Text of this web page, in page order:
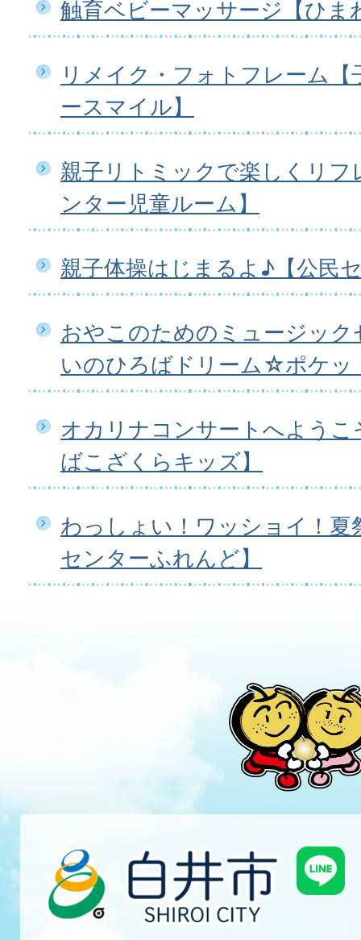
触育ベビーマッサージ【ひま
リメイク・フォトフレーム
ースマイル】
親子リトミックで楽しくリフ
ンター児童ルーム】
親子体操はじまるよ♪【公民
おやこのためのミュージッ
いのひろばドリーム☆ポケッ
オカリナコンサートへよう
ばこざくらキッズ】
わっしょい！ワッショイ！夏
センターふれんど】